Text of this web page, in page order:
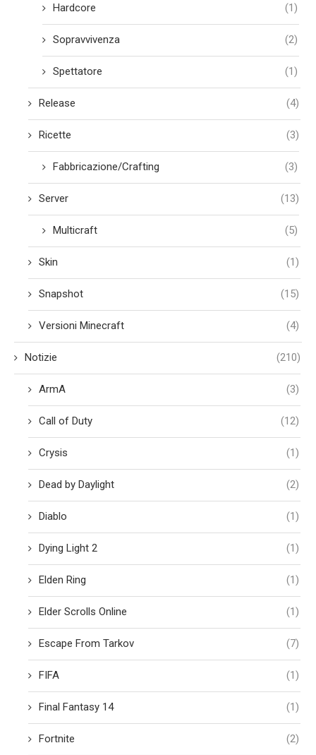
Hardcore (1)
Sopravvivenza (2)
Spettatore (1)
Release (4)
Ricette (3)
Fabbricazione/Crafting (3)
Server (13)
Multicraft (5)
Skin (1)
Snapshot (15)
Versioni Minecraft (4)
Notizie (210)
ArmA (3)
Call of Duty (12)
Crysis (1)
Dead by Daylight (2)
Diablo (1)
Dying Light 2 (1)
Elden Ring (1)
Elder Scrolls Online (1)
Escape From Tarkov (7)
FIFA (1)
Final Fantasy 14 (1)
Fortnite (2)